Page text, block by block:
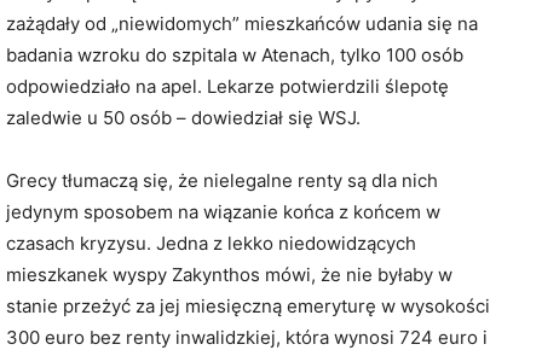
zażądały od „niewidomych” mieszkańców udania się na
badania wzroku do szpitala w Atenach, tylko 100 osób
odpowiedziało na apel. Lekarze potwierdzili ślepotę
zaledwie u 50 osób – dowiedział się WSJ.
Grecy tłumaczą się, że nielegalne renty są dla nich
jedynym sposobem na wiązanie końca z końcem w
czasach kryzysu. Jedna z lekko niedowidzących
mieszkanek wyspy Zakynthos mówi, że nie byłaby w
stanie przeżyć za jej miesięczną emeryturę w wysokości
300 euro bez renty inwalidzkiej, która wynosi 724 euro i